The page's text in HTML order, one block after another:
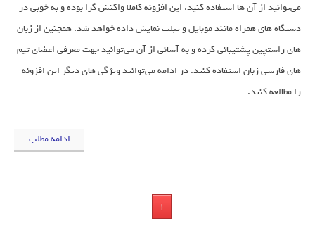
می‌توانید از آن ها استفاده کنید. این افزونه کاملا واکنش گرا بوده و به خوبی در
دستگاه های همراه مانند موبایل و تبلت نمایش داده خواهد شد. همچنین از زبان
های راستچین پشتیبانی کرده و به آسانی از آن می‌توانید جهت معرفی اعضای تیم
های فارسی زبان استفاده کنید. در ادامه می‌توانید ویژگی های دیگر این افزونه
را مطالعه کنید.
ادامه مطلب
1